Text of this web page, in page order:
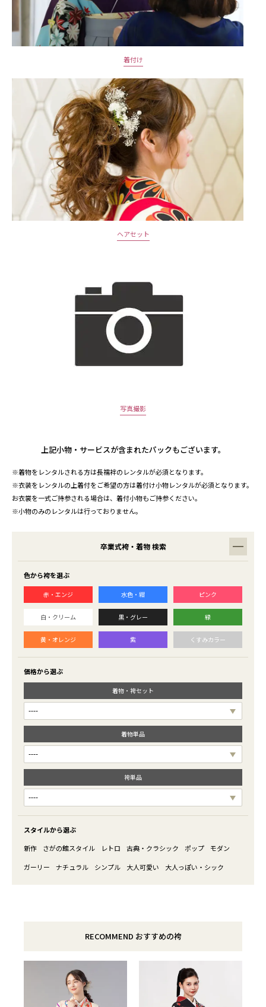
着付け
ヘアセット
写真撮影
上記小物・サービスが含まれたパックもございます。
※着物をレンタルされる方は長襦袢のレンタルが必須となります。
※衣装をレンタルの上着付をご希望の方は着付け小物レンタルが必須となります。
お衣裳を一式ご持参される場合は、着付小物もご持参ください。
※小物のみのレンタルは行っておりません。
卒業式袴・着物 検索
色から袴を選ぶ
赤・エンジ 水色・紺 ピンク
白・クリーム 黒・グレー 緑
黄・オレンジ 紫 くすみカラー
価格から選ぶ
着物・袴セット
着物単品
袴単品
スタイルから選ぶ
新作
さがの館スタイル レトロ 古典・クラシック ポップ
モダン
ガーリー
ナチュラル シンプル 大人可愛い 大人っぽい・シック
RECOMMEND おすすめの袴